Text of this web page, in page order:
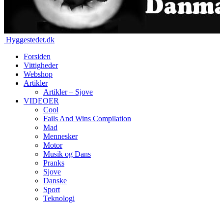
Hyggestedet.dk
Forsiden
Vittigheder
Webshop
Artikler
Artikler – Sjove
VIDEOER
Cool
Fails And Wins Compilation
Mad
Mennesker
Motor
Musik og Dans
Pranks
Sjove
Danske
Sport
Teknologi